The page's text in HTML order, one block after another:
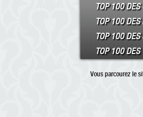
TOP 100 DES
TOP 100 DES
TOP 100 DES
TOP 100 DES
Vous parcourez le